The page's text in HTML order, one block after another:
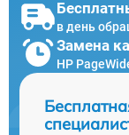
в день
Замена
HP